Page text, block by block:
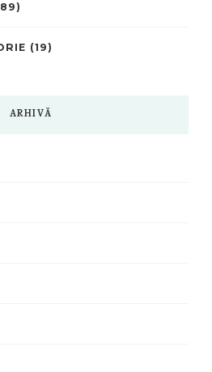
(19)
ARHIVĂ